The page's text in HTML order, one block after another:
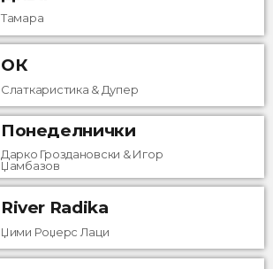
Тамара
ОК
Слаткаристика & Дупер
Понеделнички
Дарко Гроздановски & Игор
Џамбазов
River Radika
Џими Роџерс Лаци